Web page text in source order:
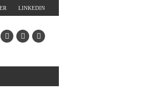
LINKEDIN